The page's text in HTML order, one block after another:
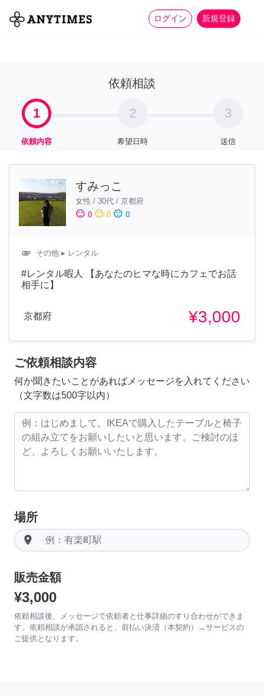
ログイン 新規登録
全て 家事 more_horiz
依頼相談
1
依頼内容
2
希望日時
3
送信
すみっこ
女性 / 30代 / 京都府
sentiment_satisfied 0 sentiment_neutral 0 sentiment_dissatisfied 0
attachment その他 ▸ レンタル
#レンタル暇人 【あなたのヒマな時にカフェでお話
相手に】
京都府 ¥3,000
ご依頼相談内容
何か聞きたいことがあればメッセージを入れてください
（文字数は500字以内）
場所
room
販売金額
¥3,000
依頼相談後、メッセージで依頼者と仕事詳細のすり合わせができま
す。依頼相談が承認されると、前払い決済（本契約）→サービスの
ご提供となります。